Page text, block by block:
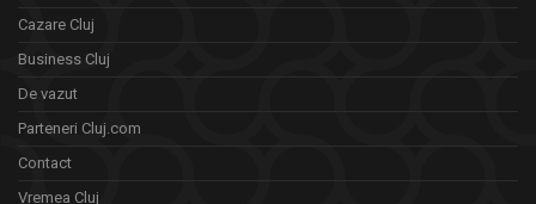
Cazare Cluj
Business Cluj
De vazut
Parteneri Cluj.com
Contact
Vremea Cluj